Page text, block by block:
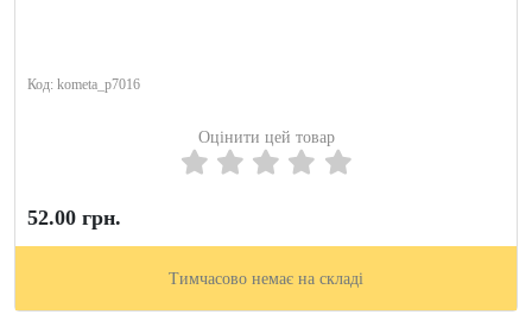
Код: kometa_p7016
Оцінити цей товар
52.00 грн.
Тимчасово немає на складі